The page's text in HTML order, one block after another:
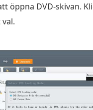
öppna DVD-skivan.